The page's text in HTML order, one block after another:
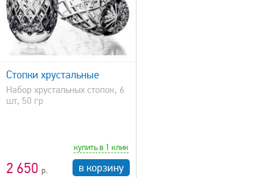
Стопки хрустальные
Набор хрустальных стопок, 6
шт, 50 гр
2 650
купить в 1 клик
в корзину